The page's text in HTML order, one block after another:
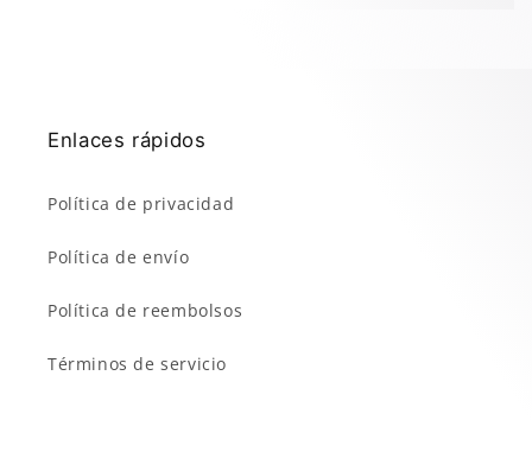
Enlaces rápidos
Política de privacidad
Política de envío
Política de reembolsos
Términos de servicio